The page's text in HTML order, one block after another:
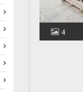
4